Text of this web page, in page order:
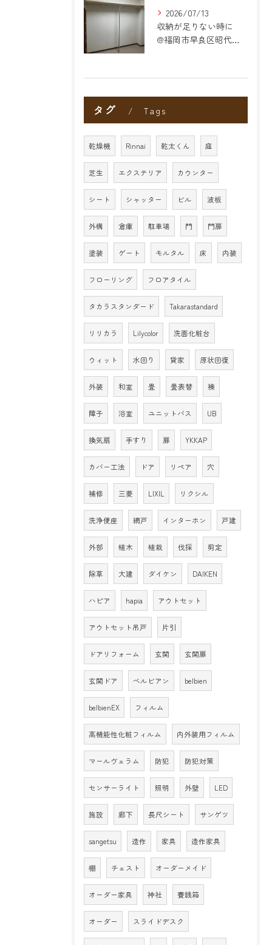
2026/07/13
収納が足りない時に
@福岡市早良区昭代のリフォーム
タグ Tags
乾燥機 Rinnai 乾太くん 庭
芝生 エクステリア カウンター
シート シャッター ビル 波板
外構 倉庫 駐車場 門 門扉
塗装 ゲート モルタル 床 内装
フローリング フロアタイル
タカラスタンダード Takarastandard
リリカラ Lilycolor 洗面化粧台
ウィット 水回り 貸家 原状回復
外装 和室 畳 畳表替 襖
障子 浴室 ユニットバス UB
換気扇 手すり 扉 YKKAP
カバー工法 ドア リペア 穴
補修 三菱 LIXIL リクシル
洗浄便座 網戸 インターホン 戸建
外部 植木 植栽 伐採 剪定
除草 大建 ダイケン DAIKEN
ハピア hapia アウトセット
アウトセット吊戸 片引
ドアリフォーム 玄関 玄関扉
玄関ドア ベルビアン belbien
belbienEX フィルム
高機能性化粧フィルム 内外装用フィルム
マールヴェラム 防犯 防犯対策
センサーライト 照明 外壁 LED
施設 廊下 長尺シート サンゲツ
sangetsu 造作 家具 造作家具
棚 チェスト オーダーメイド
オーダー家具 神社 賽銭箱
オーダー スライドデスク